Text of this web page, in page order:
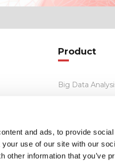
and ads, to provide
use of our site with our
other information that you’ve
Product
Big Data
Multi Channel